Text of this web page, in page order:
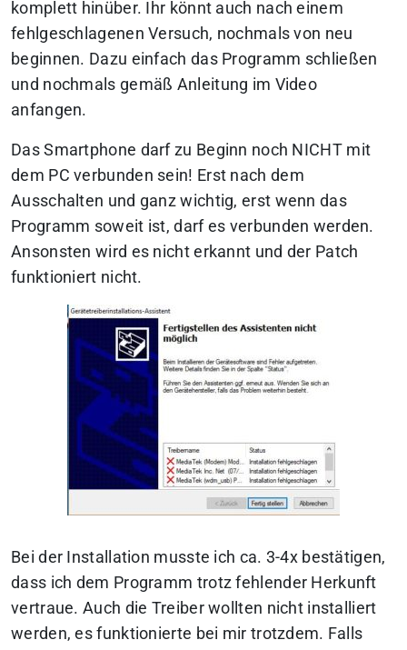
komplett hinüber. Ihr könnt auch nach einem
fehlgeschlagenen Versuch, nochmals von neu
beginnen. Dazu einfach das Programm schließen
und nochmals gemäß Anleitung im Video
anfangen.
Das Smartphone darf zu Beginn noch NICHT mit
dem PC verbunden sein! Erst nach dem
Ausschalten und ganz wichtig, erst wenn das
Programm soweit ist, darf es verbunden werden.
Ansonsten wird es nicht erkannt und der Patch
funktioniert nicht.
Bei der Installation musste ich ca. 3-4x bestätigen,
dass ich dem Programm trotz fehlender Herkunft
vertraue. Auch die Treiber wollten nicht installiert
werden, es funktionierte bei mir trotzdem. Falls